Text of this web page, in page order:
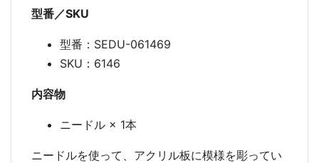
型番／SKU
型番：SEDU-061469
SKU：6146
内容物
ニードル × 1本
ニードルを使って、アクリル板に模様を彫ってい